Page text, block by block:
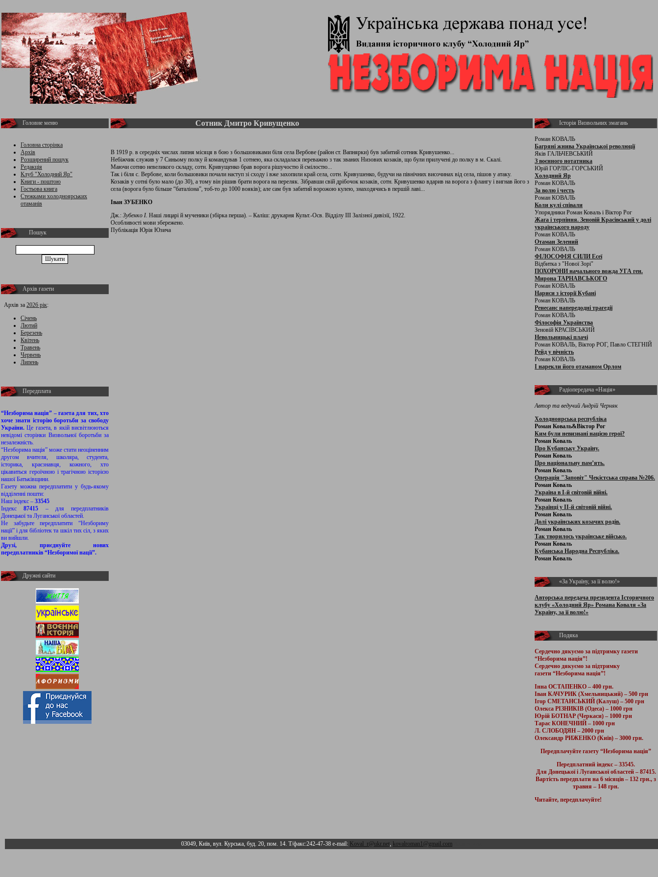
Головне меню
Головна сторінка
Архів
Розширений пошук
Редакція
Клуб "Холодний Яр"
Книги - поштою
Гостьова книга
Стежками холодноярських
отаманів
Пошук
Архів газети
Архів за 2026 рік:
Січень
Лютий
Березень
Квітень
Травень
Червень
Липень
Передплата
“Незборима нація” – газета для тих, хто
хоче знати історію боротьби за свободу
України.Це газета, в якій висвітлюються
невідомі сторінки Визвольної боротьби за
незалежність.
“Незборима нація” може стати неоціненним
другом вчителя, школяра, студента,
історика, краєзнавця, кожного, хто
цікавиться героїчною і трагічною історією
нашої Батьківщини.
Газету можна передплатити у будь-якому
відділенні пошти:
Наш індекс – 33545
Індекс87415 – для передплатників
Донецької та Луганської областей.
Не забудьте передплатити “Незбориму
нації” і для бібліотек та шкіл тих сіл, з яких
ви вийшли.
Друзі, приєднуйте нових
передплатників “Незборимої нації”.
Дружні сайти
Сотник Дмитро Кривущенко
В 1919 р. в середніх числах липня місяця в бою з большовиками біля села Вербове (район ст. Вапнярки) був забитий сотник Кривушенко...
Небіжчик служив у 7 Синьому полку й командував 1 сотнею, яка складалася переважно з так званих Низових козаків, що були прилучені до полку в м. Скалі.
Маючи сотню невеликого складу, сотн. Кривущенко брав ворога рішучостю й смілостю...
Так і біля с. Вербове, коли большовики почали наступ зі сходу і вже захопили край села, сотн. Кривушенко, будучи на північних височинах від села, пішов у атаку.
Козаків у сотні було мало (до 30), а тому він рішив брати ворога на переляк. Зібравши свій дрібочок козаків, сотн. Кривушенко вдарив на ворога з флангу і вигнав його з
села (ворога було більше “баталіона”, тоб-то до 1000 вояків); але сам був забитий ворожою кулею, знаходячись в першій лаві...
Іван ЗУБЕНКО
Дж.: Зубенко І. Наші лицарі й мученики (збірка перша). – Каліш: друкарня Культ.-Осв. Відділу ІІІ Залізної дивізії, 1922.
Особливості мови збережено.
Публікація Юрія Юзича
Історія Визвольних змагань
Роман КОВАЛЬ
Багряні жнива Української революції
Яків ГАЛЬЧЕВСЬКИЙ
З воєнного нотатника
Юрій ГОРЛІС-ГОРСЬКИЙ
Холодний Яр
Роман КОВАЛЬ
За волю і честь
Роман КОВАЛЬ
Коли кулі співали
Упорядники Роман Коваль і Віктор Рог
Жага і терпіння. Зеновій Красівський у долі
українського народу
Роман КОВАЛЬ
Отаман Зелений
Роман КОВАЛЬ
ФІЛОСОФІЯ СИЛИ Есеї
Відбитка з "Нової Зорі"
ПОХОРОНИ начального вожда УГА ген.
Мирона ТАРНАВСЬКОГО
Роман КОВАЛЬ
Нариси з історії Кубані
Роман КОВАЛЬ
Ренесанс напередодні трагедії
Роман КОВАЛЬ
Філософія Українства
Зеновій КРАСІВСЬКИЙ
Невольницькі плачі
Роман КОВАЛЬ, Віктор РОГ, Павло СТЕГНІЙ
Рейд у вічність
Роман КОВАЛЬ
І нарекли його отаманом Орлом
Радіопередача «Нація»
Автор та ведучий Андрій Черняк
Холодноярська республіка
Роман Коваль&Віктор Рог
Ким були невизнані нацією герої?
Роман Коваль
Про Кубанську Україну.
Роман Коваль
Про національну пам’ять.
Роман Коваль
Операція "Заповіт" Чекістська справа №206.
Роман Коваль
Україна в І-й світовій війні.
Роман Коваль
Українці у ІІ-й світовій війні.
Роман Коваль
Долі українських козачих родів.
Роман Коваль
Так творилось українське військо.
Роман Коваль
Кубанська Народна Республіка.
Роман Коваль
«За Україну, за її волю!»
Авторська передача президента Історичного
клубу «Холодний Яр» Романа Коваля «За
Україну, за її волю!»
Подяка
Сердечно дякуємо за підтримку газети
“Незборима нація”!
Сердечно дякуємо за підтримку
газети “Незборима нація”!
Інна ОСТАПЕНКО – 400 грн.
Іван КАЧУРИК (Хмельницький) – 500 грн
Ігор СМЕТАНСЬКИЙ (Калуш) – 500 грн
Олекса РІЗНИКІВ (Одеса) – 1000 грн
Юрій БОТНАР (Черкаси) – 1000 грн
Тарас КОНЕЧНИЙ – 1000 грн
Л. СЛОБОДЯН – 2000 грн
Олександр РИЖЕНКО (Київ) – 3000 грн.
Передплачуйте газету “Незборима нація”
Передплатний індекс – 33545.
Для Донецької і Луганської областей – 87415.
Вартість передплати на 6 місяців – 132 грн., з
травня – 148 грн.
Читайте, передплачуйте!
03049, Київ, вул. Курська, буд. 20, пом. 14. Т/факс:242-47-38 e-mail: Koval_r@ukr.net, kovalroman1@gmail.com